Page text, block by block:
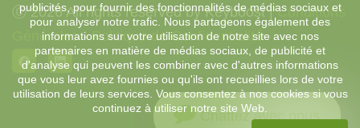
Ⓒ 2026 All rights reserved by Keyboost |Conditions
Générales-Politique de Confidentialité
Chattez avec nous
publicités, pour fournir des fonctionnalités de médias sociaux et
pour analyser notre trafic. Nous partageons également des
informations sur votre utilisation de notre site avec nos
partenaires en matière de médias sociaux, de publicité et
d'analyse qui peuvent les combiner avec d'autres informations
que vous leur avez fournies ou qu'ils ont recueillies lors de votre
utilisation de leurs services. Vous consentez à nos cookies si vous
continuez à utiliser notre site Web.